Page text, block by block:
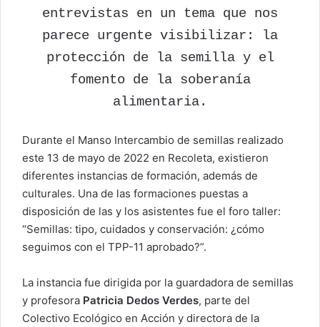
entrevistas en un tema que nos
parece urgente visibilizar: la
protección de la semilla y el
fomento de la soberanía
alimentaria.
Durante el Manso Intercambio de semillas realizado
este 13 de mayo de 2022 en Recoleta, existieron
diferentes instancias de formación, además de
culturales. Una de las formaciones puestas a
disposición de las y los asistentes fue el foro taller:
“Semillas: tipo, cuidados y conservación: ¿cómo
seguimos con el TPP-11 aprobado?”.
La instancia fue dirigida por la guardadora de semillas
y profesora Patricia Dedos Verdes, parte del
Colectivo Ecológico en Acción y directora de la